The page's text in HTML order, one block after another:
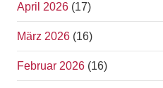
April 2026 (17)
März 2026 (16)
Februar 2026 (16)